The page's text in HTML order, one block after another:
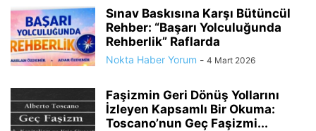
Sınav Baskısına Karşı Bütüncül
Rehber: “Başarı Yolculuğunda
Rehberlik” Raflarda
Nokta Haber Yorum - 4 Mart 2026
Faşizmin Geri Dönüş Yollarını
İzleyen Kapsamlı Bir Okuma:
Toscano’nun Geç Faşizmi...